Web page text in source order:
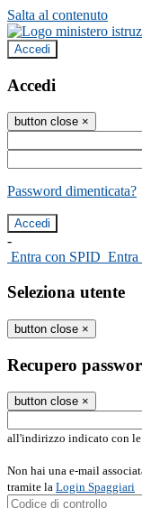
Salta al contenuto
Accedi
Accedi
button close ×
Password dimenticata?
-
Entra con SPID Entra
Seleziona utente
button close ×
Recupero
button close ×
all'indirizzo indicato con le
Non hai una e-mail
tramite la Login Spaggiari